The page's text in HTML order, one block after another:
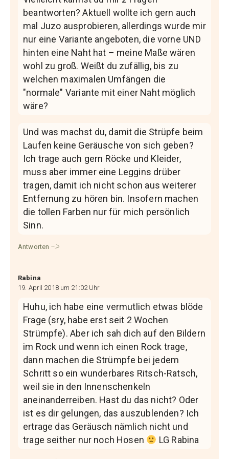
beantworten? Aktuell wollte ich gern auch
mal Juzo ausprobieren, allerdings wurde mir
nur eine Variante angeboten, die vorne UND
hinten eine Naht hat – meine Maße wären
wohl zu groß. Weißt du zufällig, bis zu
welchen maximalen Umfängen die
"normale" Variante mit einer Naht möglich
wäre?
Und was machst du, damit die Strüpfe beim
Laufen keine Geräusche von sich geben?
Ich trage auch gern Röcke und Kleider,
muss aber immer eine Leggins drüber
tragen, damit ich nicht schon aus weiterer
Entfernung zu hören bin. Insofern machen
die tollen Farben nur für mich persönlich
Sinn.
Antworten
Rabina
19. April 2018 um 21:02 Uhr
Huhu, ich habe eine vermutlich etwas blöde
Frage (sry, habe erst seit 2 Wochen
Strümpfe). Aber ich sah dich auf den Bildern
im Rock und wenn ich einen Rock trage,
dann machen die Strümpfe bei jedem
Schritt so ein wunderbares Ritsch-Ratsch,
weil sie in den Innenschenkeln
aneinanderreiben. Hast du das nicht? Oder
ist es dir gelungen, das auszublenden? Ich
ertrage das Geräusch nämlich nicht und
trage seither nur noch Hosen
LG Rabina